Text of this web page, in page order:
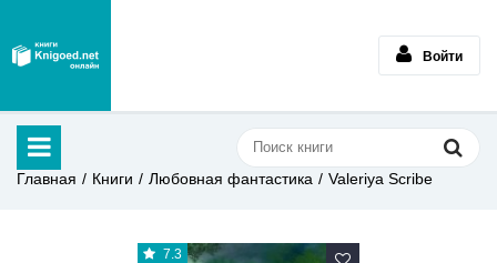
Войти
Главная Книги Любовная фантастика Valeriya Scribe
7.3